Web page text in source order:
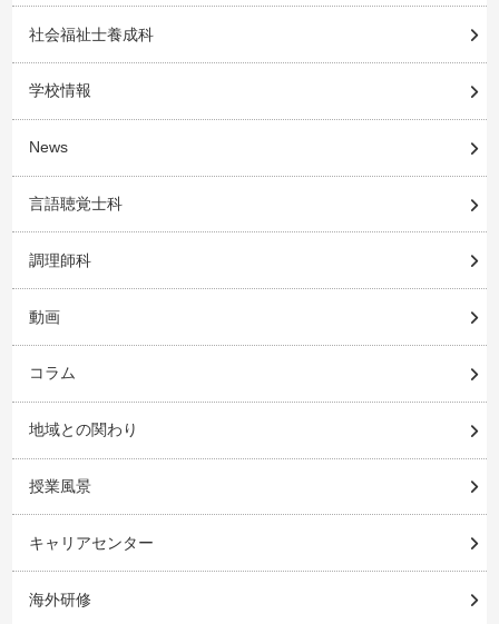
社会福祉士養成科
学校情報
News
言語聴覚士科
調理師科
動画
コラム
地域との関わり
授業風景
キャリアセンター
海外研修